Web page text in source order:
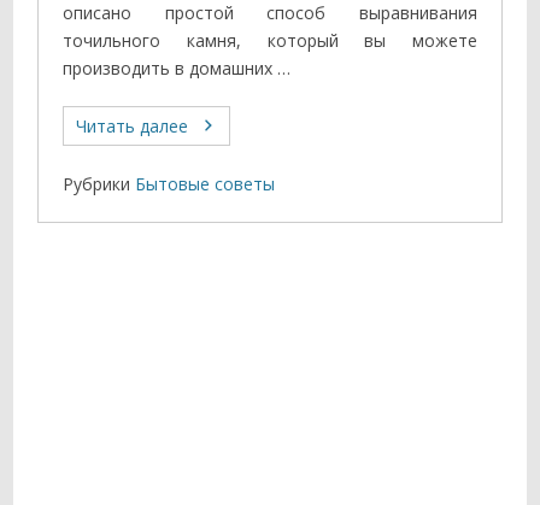
описано простой способ выравнивания
точильного камня, который вы можете
производить в домашних …
Читать далее
Рубрики Бытовые советы